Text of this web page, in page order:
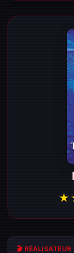
🎬 RÉALISATEUR